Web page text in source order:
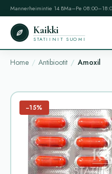
Mannerheimintie 14 BMa–Pe
Kaikki
STATIINIT SUOMI
Home Antibiootit Amoxil
−15%